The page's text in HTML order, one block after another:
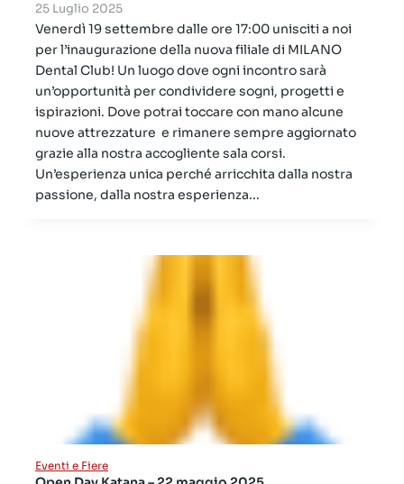
25 Luglio 2025
Venerdì 19 settembre dalle ore 17:00 unisciti a noi
per l’inaugurazione della nuova filiale di MILANO
Dental Club! Un luogo dove ogni incontro sarà
un’opportunità per condividere sogni, progetti e
ispirazioni. Dove potrai toccare con mano alcune
nuove attrezzature e rimanere sempre aggiornato
grazie alla nostra accogliente sala corsi.
Un’esperienza unica perché arricchita dalla nostra
passione, dalla nostra esperienza...
Eventi e Fiere